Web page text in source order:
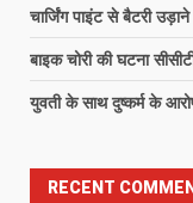
चार्जिंग पाइंट से बैटरी
बाइक चोरी की घटना
युवती के साथ दुष्कर्म के
RECENT